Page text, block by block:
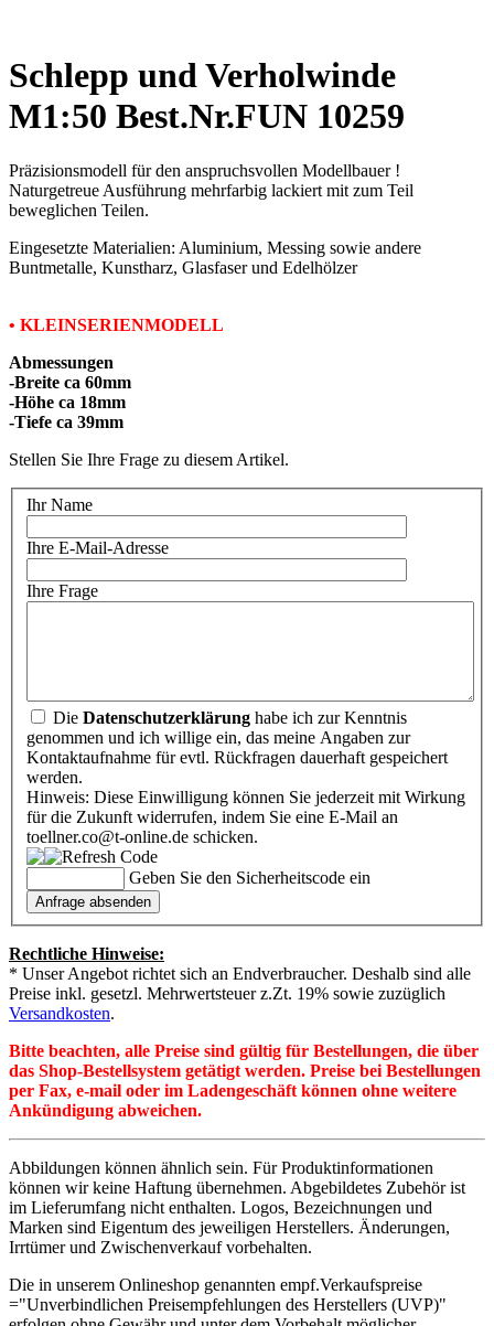
Schlepp und Verholwinde
M1:50 Best.Nr.FUN 10259
Präzisionsmodell für den anspruchsvollen Modellbauer !
Naturgetreue Ausführung mehrfarbig lackiert mit zum Teil
beweglichen Teilen.
Eingesetzte Materialien: Aluminium, Messing sowie andere
Buntmetalle, Kunstharz, Glasfaser und Edelhölzer
• KLEINSERIENMODELL
Abmessungen
-Breite ca 60mm
-Höhe ca 18mm
Stellen Sie Ihre Frage zu diesem Artikel.
Ihr Name
Ihre E-Mail-Adresse
Ihre Frage
Die Datenschutzerklärung habe ich zur Kenntnis
genommen und ich willige ein, das meine Angaben zur
Kontaktaufnahme für evtl. Rückfragen dauerhaft gespeichert
werden.
Hinweis: Diese Einwilligung können Sie jederzeit mit Wirkung
für die Zukunft widerrufen, indem Sie eine E-Mail an
toellner.co@t-online.de schicken.
Geben Sie den Sicherheitscode ein
Rechtliche Hinweise:
* Unser Angebot richtet sich an Endverbraucher. Deshalb sind alle
Preise inkl. gesetzl. Mehrwertsteuer z.Zt. 19% sowie zuzüglich
Versandkosten.
Bitte beachten, alle Preise sind gültig für Bestellungen, die über
das Shop-Bestellsystem getätigt werden. Preise bei Bestellungen
per Fax, e-mail oder im Ladengeschäft können ohne weitere
Ankündigung abweichen.
Abbildungen können ähnlich sein. Für Produktinformationen
können wir keine Haftung übernehmen. Abgebildetes Zubehör ist
im Lieferumfang nicht enthalten. Logos, Bezeichnungen und
Marken sind Eigentum des jeweiligen Herstellers. Änderungen,
Irrtümer und Zwischenverkauf vorbehalten.
Die in unserem Onlineshop genannten empf.Verkaufspreise
="Unverbindlichen Preisempfehlungen des Herstellers (UVP)"